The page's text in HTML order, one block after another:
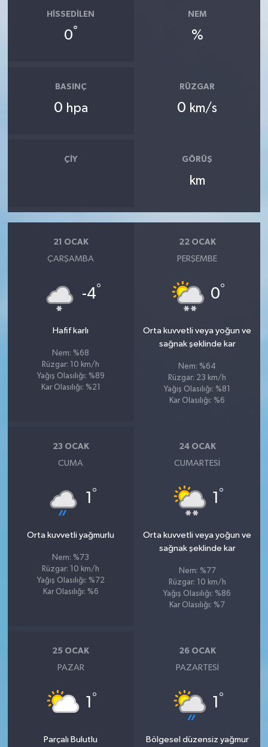
HISSEDILEN
0°
NEM
%
BASINÇ
0 hpa
RÜZGAR
0 km/s
ÇIY GÖRÜŞ
km
21 OCAK
ÇARŞAMBA
-4°
Hafif karlı
Nem: %68
Rüzgar: 10 km/h
Yağış Olasılığı: %89
Kar Olasılığı: %21
22 OCAK
PERŞEMBE
0°
Orta kuvvetli veya yoğun ve
sağnak şeklinde kar
Nem: %64
Rüzgar: 23 km/h
Yağış Olasılığı: %81
Kar Olasılığı: %6
23 OCAK
CUMA
1 °
Orta kuvvetli yağmurlu
Nem: %73
Rüzgar: 10 km/h
Yağış Olasılığı: %72
Kar Olasılığı: %6
24 OCAK
CUMARTESI
1 °
Orta kuvvetli veya yoğun ve
sağnak şeklinde kar
Nem: %77
Rüzgar: 10 km/h
Yağış Olasılığı: %86
Kar Olasılığı: %7
25 OCAK
PAZAR
1 °
Parçalı Bulutlu
26 OCAK
PAZARTESI
1 °
Bölgesel düzensiz yağmur